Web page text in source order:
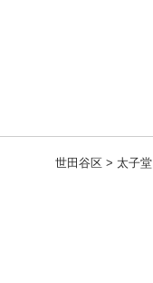
世田谷区 > 太子堂